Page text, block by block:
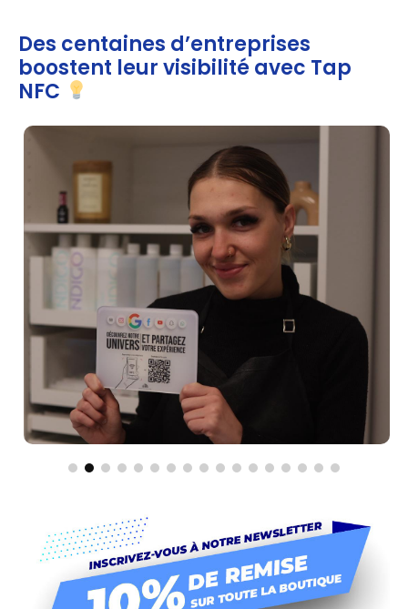
Des centaines d’entreprises
boostent leur visibilité avec Tap
NFC